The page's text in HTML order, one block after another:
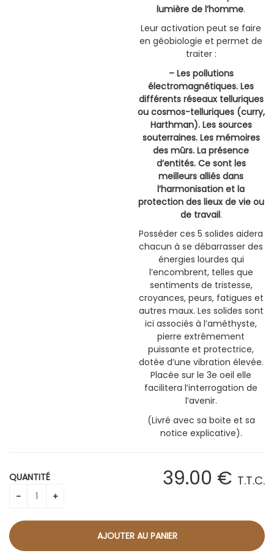
lumière de l’homme.
Leur activation peut se faire
en géobiologie et permet de
traiter :
– Les pollutions
électromagnétiques. Les
différents réseaux telluriques
ou cosmos-telluriques (curry,
Harthman). Les sources
souterraines. Les mémoires
des mûrs. La présence
d’entités. Ce sont les
meilleurs alliés dans
l’harmonisation et la
protection des lieux de vie ou
de travail.
Posséder ces 5 solides aidera
chacun à se débarrasser des
énergies lourdes qui
l’encombrent, telles que
sentiments de tristesse,
croyances, peurs, fatigues et
autres maux. Les solides sont
ici associés à l’améthyste,
pierre extrêmement
puissante et protectrice,
dotée d’une vibration élevée.
Placée sur le 3e oeil elle
facilitera l’interrogation de
l’avenir.
(Livré avec sa boite et sa
notice explicative).
39.00 € T.T.C.
QUANTITÉ